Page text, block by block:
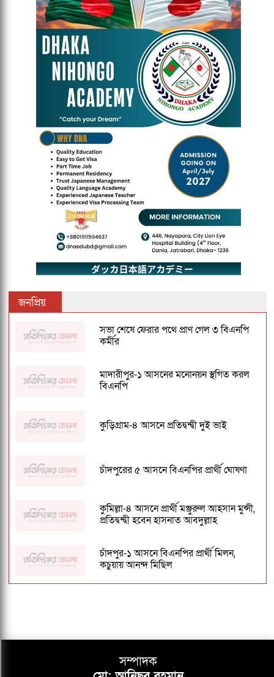
জনপ্রিয়
সভা শেষে ফেরার পথে প্রাণ গেল ৩ বিএনপি
কর্মীর
মাদারীপুর-১ আসনের মনোনয়ন স্থগিত করল
বিএনপি
কুড়িগ্রাম-৪ আসনে প্রতিদ্বন্দ্বী দুই ভাই
চাঁদপুরের ৫ আসনে বিএনপির প্রার্থী ঘোষণা
কুমিল্লা-৪ আসনে প্রার্থী মঞ্জুরুল আহসান মুন্সী,
প্রতিদ্বন্দ্বী হবেন হাসনাত আবদুল্লাহ
চাঁদপুর-১ আসনে বিএনপির প্রার্থী মিলন,
কচুয়ায় আনন্দ মিছিল
২৩৭ আসনে বিএনপির সম্ভাব্য প্রার্থী তালিকা
প্রকাশসম্পাদক